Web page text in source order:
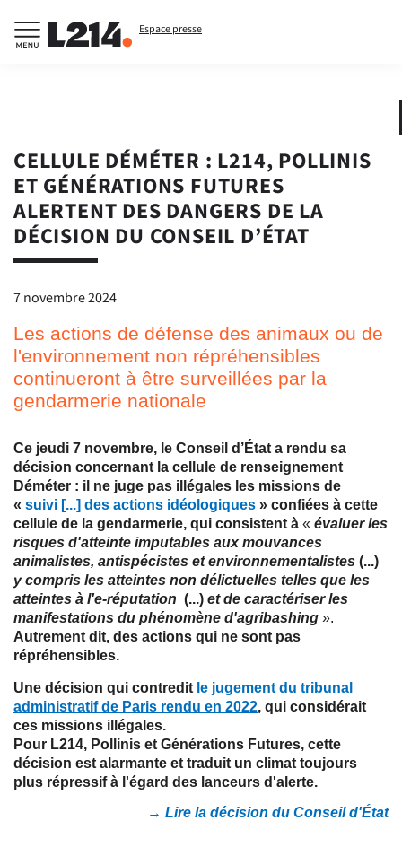
Espace presse
CELLULE DÉMÉTER : L214, POLLINIS
ET GÉNÉRATIONS FUTURES
ALERTENT DES DANGERS DE LA
DÉCISION DU CONSEIL D’ÉTAT
7 novembre 2024
Les actions de défense des animaux ou de
l'environnement non répréhensibles
continueront à être surveillées par la
gendarmerie nationale
Ce jeudi 7 novembre, le Conseil d’État a rendu sa
décision concernant la cellule de renseignement
Déméter : il ne juge pas illégales les missions de
« suivi [...] des actions idéologiques » confiées à cette
cellule de la gendarmerie, qui consistent à « évaluer les
risques d'atteinte imputables aux mouvances
animalistes, antispécistes et environnementalistes (...)
y compris les atteintes non délictuelles telles que les
atteintes à l'e-réputation (...) et de caractériser les
manifestations du phénomène d'agribashing ».
Autrement dit, des actions qui ne sont pas
répréhensibles.
Une décision qui contredit le jugement du tribunal
administratif de Paris rendu en 2022, qui considérait
ces missions illégales.
Pour L214, Pollinis et Générations Futures, cette
décision est alarmante et traduit un climat toujours
plus répressif à l'égard des lanceurs d'alerte.
→ Lire la décision du Conseil d'État